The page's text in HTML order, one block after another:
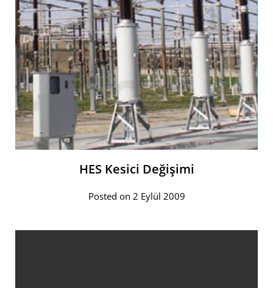
HES Kesici Değişimi
Posted on 2 Eylül 2009